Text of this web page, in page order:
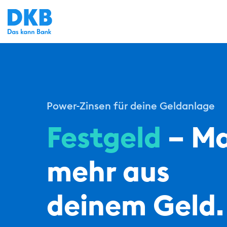
Power-Zinsen für deine Geldanlage
Festgeld –
mehr aus
deinem Geld.